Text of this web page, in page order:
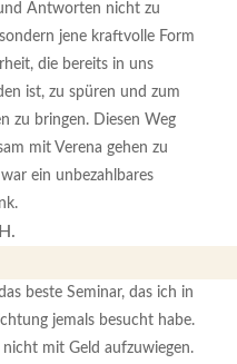
Antworten nicht zu
jene kraftvolle Form
die bereits in uns
ist, zu spüren und zum
zu bringen. Diesen Weg
mit Verena gehen zu
ein unbezahlbares
beste Seminar, das ich in
jemals besucht habe.
nicht mit Geld aufzuwiegen.